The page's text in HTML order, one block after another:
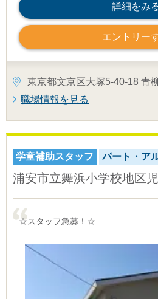
詳細をみ
エントリー
東京都文京区大塚5-40-18 青
職場情報を見る
学童補助スタッフ パート・ア
浦安市立舞浜小学校地区
☆スタッフ急募！☆